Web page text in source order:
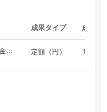
成果タイプ 成果報
口座開設後の入金（最低入金額5,000円） 定額（円） 14762